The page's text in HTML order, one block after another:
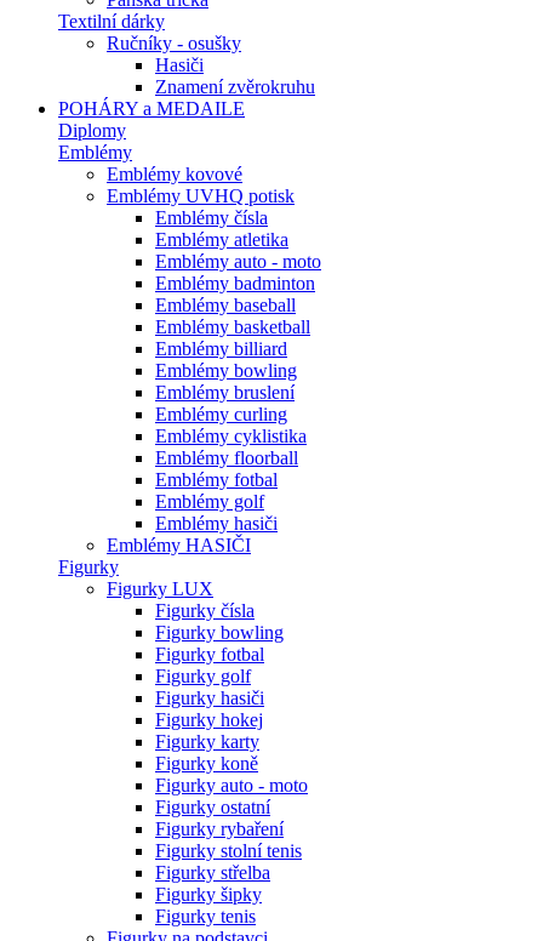
Textilní dárky
Ručníky - osušky
Hasiči
Znamení zvěrokruhu
POHÁRY a MEDAILE
Diplomy
Emblémy
Emblémy kovové
Emblémy UVHQ potisk
Emblémy čísla
Emblémy atletika
Emblémy auto - moto
Emblémy badminton
Emblémy baseball
Emblémy basketball
Emblémy billiard
Emblémy bowling
Emblémy bruslení
Emblémy curling
Emblémy cyklistika
Emblémy floorball
Emblémy fotbal
Emblémy golf
Emblémy hasiči
Emblémy HASIČI
Figurky
Figurky LUX
Figurky čísla
Figurky bowling
Figurky fotbal
Figurky golf
Figurky hasiči
Figurky hokej
Figurky karty
Figurky koně
Figurky auto - moto
Figurky ostatní
Figurky rybaření
Figurky stolní tenis
Figurky střelba
Figurky šipky
Figurky tenis